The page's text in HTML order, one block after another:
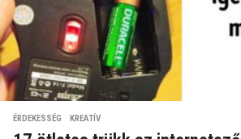
ÉRDEKESSÉG ,KREATÍV